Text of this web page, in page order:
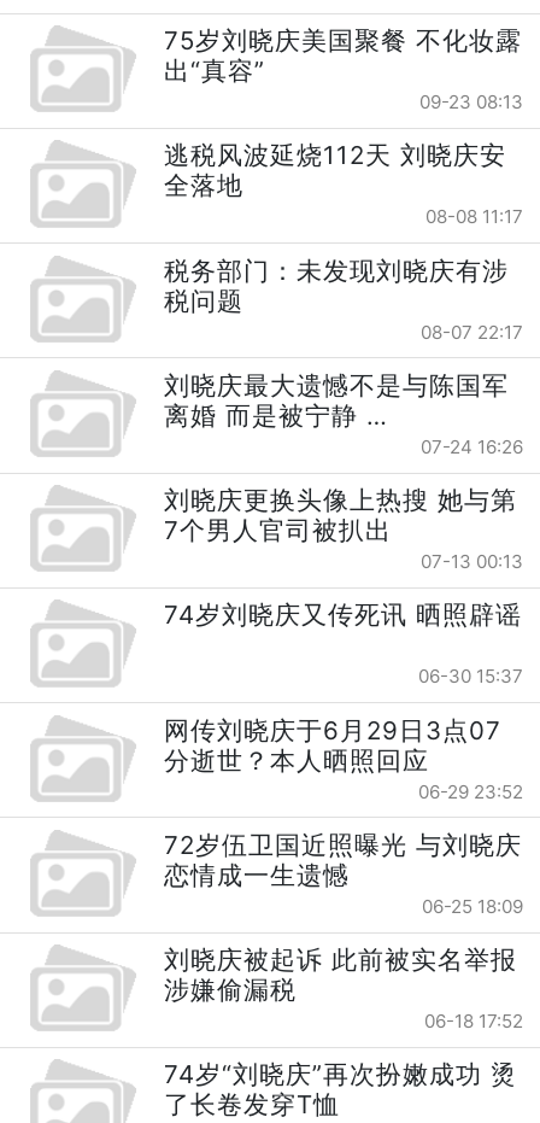
75岁刘晓庆美国聚餐 不化妆露
出“真容”
09-23 08:13
逃税风波延烧112天 刘晓庆安
全落地
08-08 11:17
税务部门：未发现刘晓庆有涉
税问题
08-07 22:17
刘晓庆最大遗憾不是与陈国军
离婚 而是被宁静 …
07-24 16:26
刘晓庆更换头像上热搜 她与第
7个男人官司被扒出
07-13 00:13
74岁刘晓庆又传死讯 晒照辟谣
06-30 15:37
网传刘晓庆于6月29日3点07
分逝世？本人晒照回应
06-29 23:52
72岁伍卫国近照曝光 与刘晓庆
恋情成一生遗憾
06-25 18:09
刘晓庆被起诉 此前被实名举报
涉嫌偷漏税
06-18 17:52
74岁“刘晓庆”再次扮嫩成功 烫
了长卷发穿T恤